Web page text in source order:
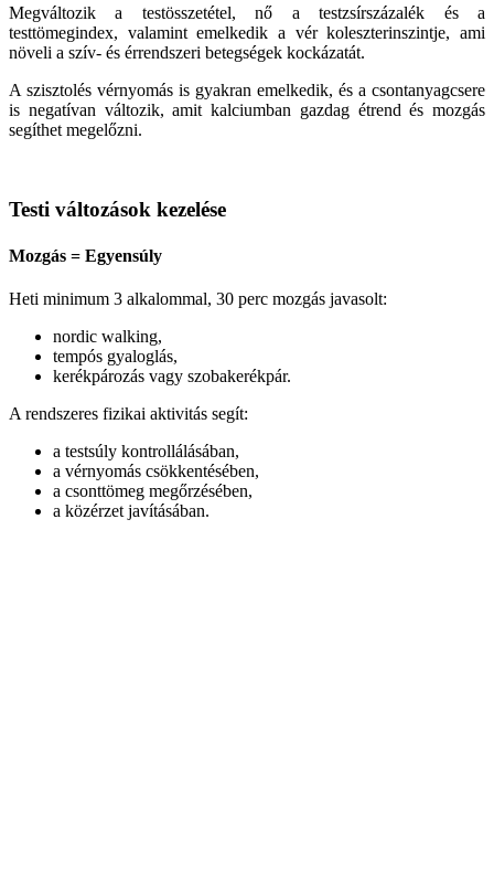
Megváltozik a testösszetétel, nő a testzsírszázalék és a
testtömegindex, valamint emelkedik a vér koleszterinszintje, ami
növeli a szív- és érrendszeri betegségek kockázatát.
A szisztolés vérnyomás is gyakran emelkedik, és a csontanyagcsere
is negatívan változik, amit kalciumban gazdag étrend és mozgás
segíthet megelőzni.
Testi változások kezelése
Mozgás = Egyensúly
Heti minimum 3 alkalommal, 30 perc mozgás javasolt:
nordic walking,
tempós gyaloglás,
kerékpározás vagy szobakerékpár.
A rendszeres fizikai aktivitás segít:
a testsúly kontrollálásában,
a vérnyomás csökkentésében,
a csonttömeg megőrzésében,
a közérzet javításában.